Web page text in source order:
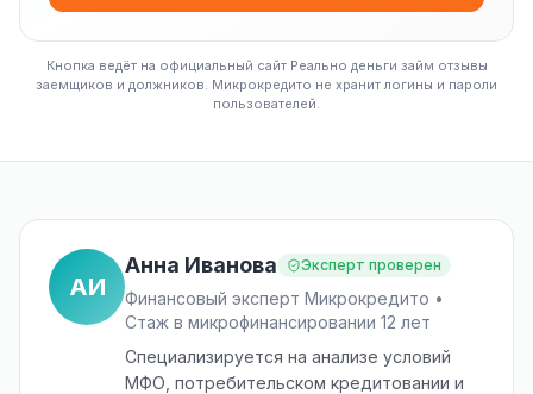
Кнопка ведёт на официальный сайт Реально деньги займ отзывы
заемщиков и должников. Микрокредито не хранит логины и пароли
пользователей.
АИ
Анна Иванова Эксперт проверен
Финансовый эксперт Микрокредито •
Стаж в микрофинансировании 12 лет
Специализируется на анализе условий
МФО, потребительском кредитовании и